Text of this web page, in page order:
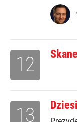
12
13